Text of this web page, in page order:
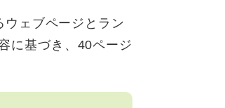
ェブページとラン
に基づき、40ページ